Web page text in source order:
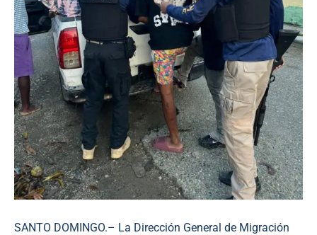
SANTO DOMINGO.– La Dirección General de Migración